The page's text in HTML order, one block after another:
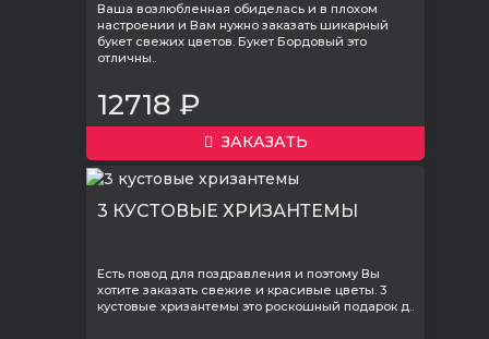
Ваша возлюбленная обиделась и в плохом
настроении и Вам нужно заказать шикарный
букет свежих цветов. Букет Бордовый это
отличны..
12718 ₽
ЗАКАЗАТЬ
3 КУСТОВЫЕ ХРИЗАНТЕМЫ
Есть повод для поздравления и поэтому Вы
хотите заказать свежие и красивые цветы. 3
кустовые хризантемы это роскошный подарок д..